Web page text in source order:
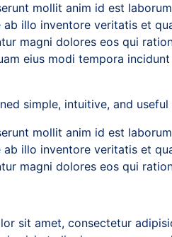
mollit anim id est
illo inventore veritatis et
magni dolores eos qui
eius modi tempora
simple, intuitive, and
mollit anim id est
illo inventore veritatis et
magni dolores eos qui
sit amet, consectetur